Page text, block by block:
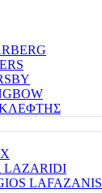
LAZARIDI
LAFAZANIS